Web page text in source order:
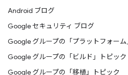
Android ブログ
Google セキュリティ ブログ
Google グループの「プラットフォーム
Google グループの「ビルド」トピック
Google グループの「移植」トピック